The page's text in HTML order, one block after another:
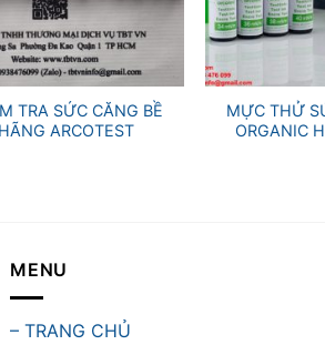
TRA SỨC CĂNG BỀ
ARCOTEST
MỰC THỬ
ORGANIC
MENU
– TRANG CHỦ